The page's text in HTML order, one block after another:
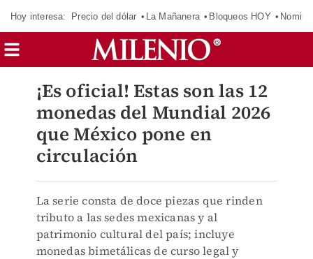
Hoy interesa: Precio del dólar La Mañanera Bloqueos HOY
¡Es oficial! Estas son las 12
monedas del Mundial 2026
que México pone en
circulación
La serie consta de doce piezas que rinden
tributo a las sedes mexicanas y al
patrimonio cultural del país; incluye
monedas bimetálicas de curso legal y